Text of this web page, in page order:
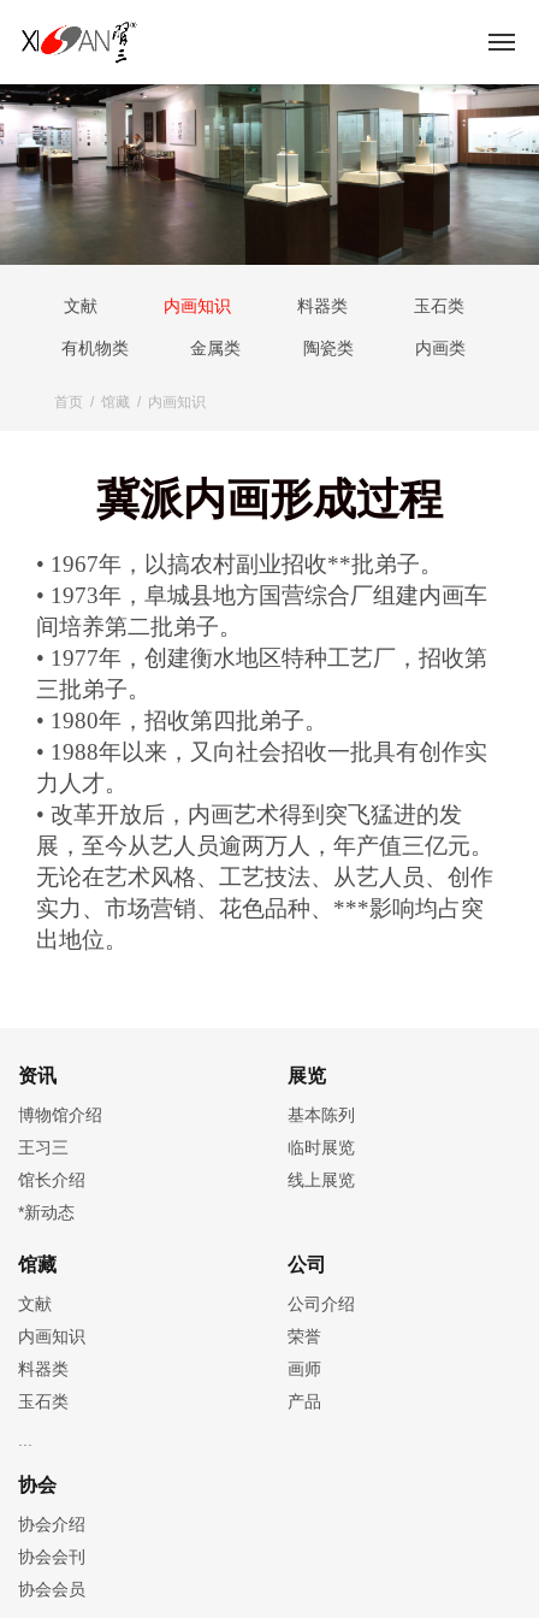
文献 内画知识 料器类 玉石类
有机物类 金属类 陶瓷类 内画类
首页 / 馆藏 / 内画知识
冀派内画形成过程
• 1967年，以搞农村副业招收**批弟子。
• 1973年，阜城县地方国营综合厂组建内画车
间培养第二批弟子。
• 1977年，创建衡水地区特种工艺厂，招收第
三批弟子。
• 1980年，招收第四批弟子。
• 1988年以来，又向社会招收一批具有创作实
力人才。
• 改革开放后，内画艺术得到突飞猛进的发
展，至今从艺人员逾两万人，年产值三亿元。
无论在艺术风格、工艺技法、从艺人员、创作
实力、市场营销、花色品种、***影响均占突
出地位。
资讯
博物馆介绍
王习三
馆长介绍
*新动态
展览
基本陈列
临时展览
线上展览
馆藏
文献
内画知识
料器类
玉石类
公司
公司介绍
荣誉
画师
产品
协会
协会介绍
协会会刊
协会会员